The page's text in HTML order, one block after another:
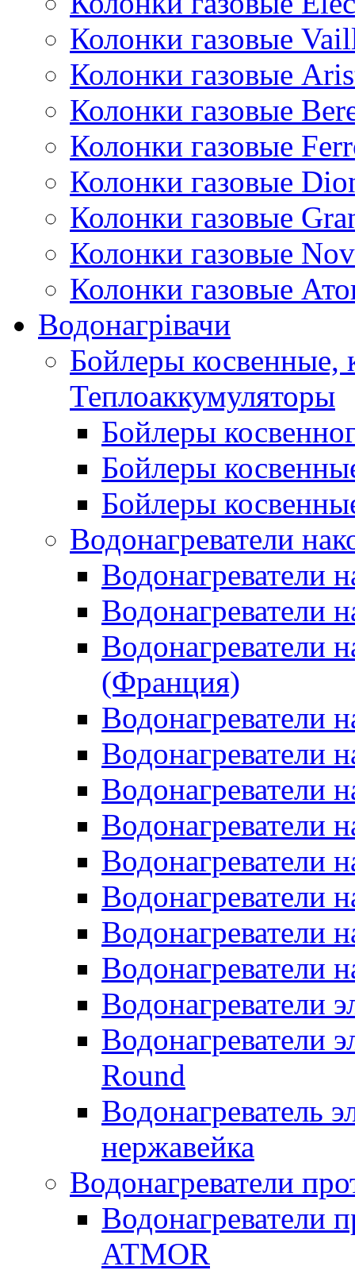
Колонки газовые
Колонки газовые
Колонки газовые
Колонки газовые
Колонки газовые
Колонки газовые
Колонки газовые
Колонки газовые
Водонагрівачи
Бойлеры косвенные,
Теплоаккумуляторы
Бойлеры
Бойлеры
Бойлеры
Водонагреватели
Водонагреватели
Водонагреватели
Водонагреватели
(Франция)
Водонагреватели
Водонагреватели
Водонагреватели
Водонагреватели
Водонагреватели
Водонагреватели
Водонагреватели
Водонагреватели
Водонагреватели
Водонагреватели
Round
Водонагреватель
нержавейка
Водонагреватели
Водонагреватели
ATMOR